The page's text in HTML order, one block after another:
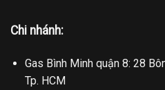
Chi nhánh:
Gas Bình Minh quận 8: 28
Tp. HCM